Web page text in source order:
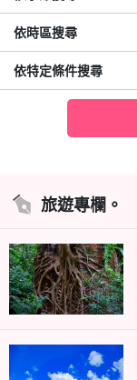
依時區搜尋
依特定條件搜尋
旅遊專欄。